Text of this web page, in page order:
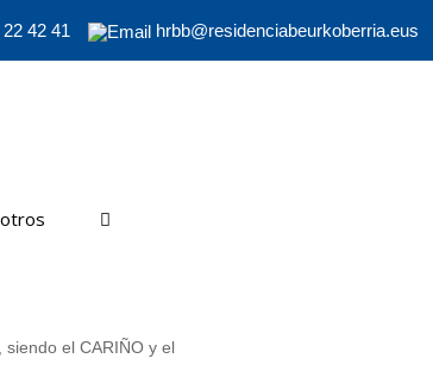
42 41 hrbb@residenciabeurkoberria.eus
siendo el CARIÑO y el